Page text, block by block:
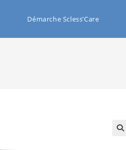
Démarche Scless’Care